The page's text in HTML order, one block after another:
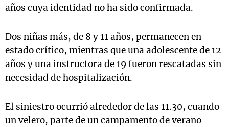
años cuya identidad no ha sido confirmada.
Dos niñas más, de 8 y 11 años, permanecen en
estado crítico, mientras que una adolescente de 12
años y una instructora de 19 fueron rescatadas sin
necesidad de hospitalización.
El siniestro ocurrió alrededor de las 11.30, cuando
un velero, parte de un campamento de verano